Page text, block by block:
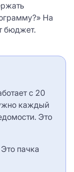
На
бюджет.
с 20
каждый
Это
пачка